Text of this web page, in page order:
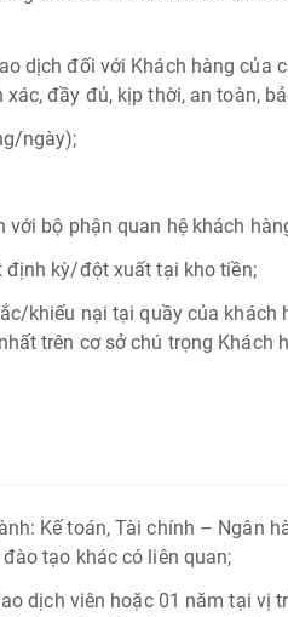
dịch đối với Khách hàng của
đầy đủ, kịp thời, an toàn,
ngày);
bộ phận quan hệ khách
định kỳ/đột xuất tại kho tiền;
khiếu nại tại quầy của khách
trên cơ sở chú trọng Khách
Kế toán, Tài chính – Ngân
tạo khác có liên quan;
dịch viên hoặc 01 năm tại vị